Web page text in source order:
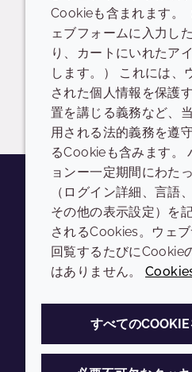
NatraFusion SL HA-LQ-
英語: 671.0 KB READ
ログイン/登録
Youtube
会社
Sustainability Report
Croda.com
Cookieも含まれます。
ェブフォームに入力し
り、カートにいれたア
します。） これには、
された個人情報を保護
置を講じる義務など、
用される法的義務を遵
るCookieも含みます。
ョンー一定期間にわた
（ログイン詳細、言語
その他の表示設定）を
されるCookies。ウェ
回覧するたびにCookie
はありません。
すべての